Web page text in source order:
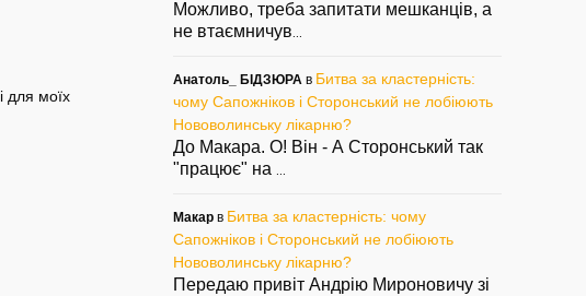
для моїх
Можливо, треба запитати мешканців, а
не втаємничув
Анатоль_ БІДЗЮРА в Битва за кластерність:
чому Сапожніков і Сторонський не лобіюють
Нововолинську лікарню?
До Макара. О! Він - А Сторонський так
"працює" на
Макар в Битва за кластерність: чому
Сапожніков і Сторонський не лобіюють
Нововолинську лікарню?
Передаю привіт Андрію Мироновичу зі